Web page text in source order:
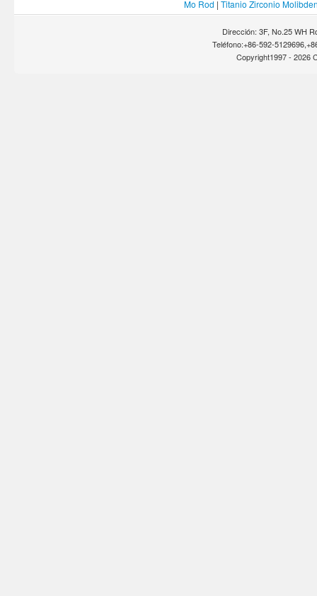
Mo Rod | Titanio Zirconio
Dirección: 3F, No.25 WH
Teléfono:+86-592-
Copyright1997 - 2026